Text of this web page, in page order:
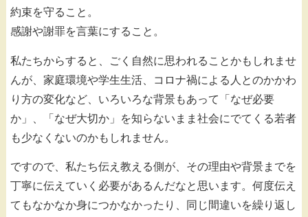
約束を守ること。
感謝や謝罪を言葉にすること。
私たちからすると、ごく自然に思われることかもしれませ
んが、家庭環境や学生生活、コロナ禍による人とのかかわ
り方の変化など、いろいろな背景もあって「なぜ必要
か」、「なぜ大切か」を知らないまま社会にでてくる若者
も少なくないのかもしれません。
ですので、私たち伝え教える側が、その理由や背景までを
丁寧に伝えていく必要があるんだなと思います。何度伝え
てもなかなか身につかなかったり、同じ間違いを繰り返し